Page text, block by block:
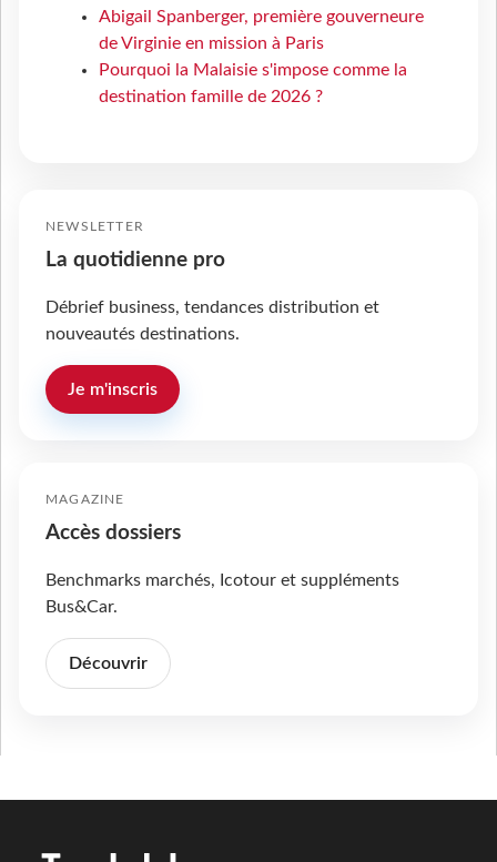
Abigail Spanberger, première gouverneure
de Virginie en mission à Paris
Pourquoi la Malaisie s'impose comme la
destination famille de 2026 ?
NEWSLETTER
La quotidienne pro
Débrief business, tendances distribution et
nouveautés destinations.
Je m'inscris
MAGAZINE
Accès dossiers
Benchmarks marchés, Icotour et suppléments
Bus&Car.
Découvrir